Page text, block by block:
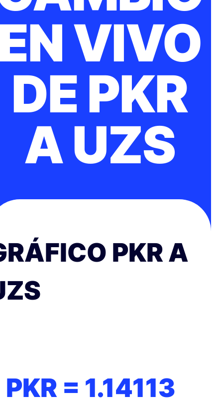
VIVO
DE PKR
A UZS
PKR A
PKR = 1.14113